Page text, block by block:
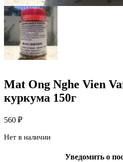
Mat Ong Nghe Vien
куркума 150г
560 ₽
Нет в наличии
Уведомить о